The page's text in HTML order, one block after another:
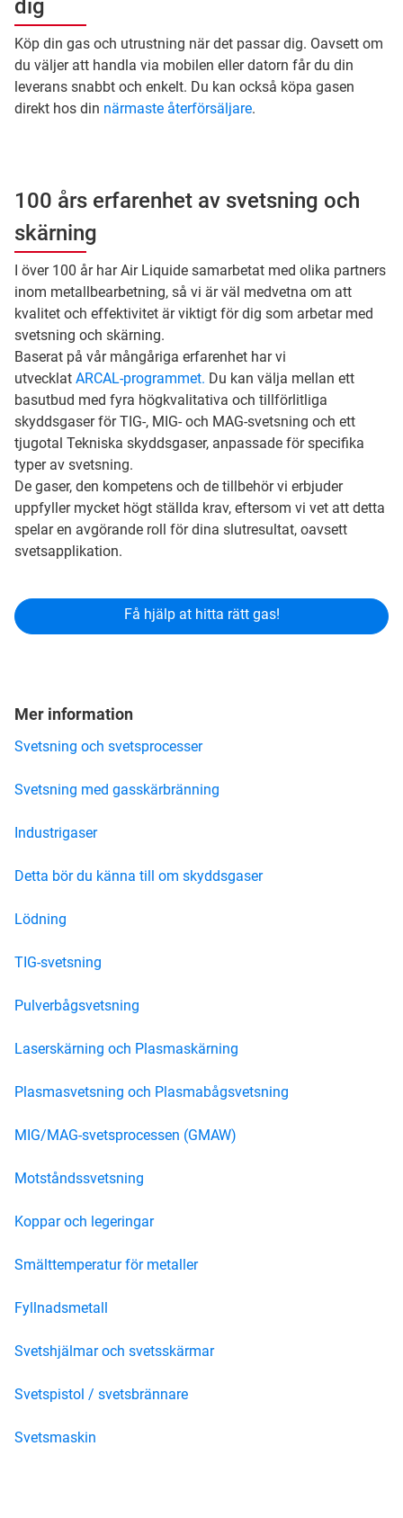
dig
Köp din gas och utrustning när det passar dig. Oavsett om
du väljer att handla via mobilen eller datorn får du din
leverans snabbt och enkelt. Du kan också köpa gasen
direkt hos din närmaste återförsäljare.
100 års erfarenhet av svetsning och
skärning
I över 100 år har Air Liquide samarbetat med olika partners
inom metallbearbetning, så vi är väl medvetna om att
kvalitet och effektivitet är viktigt för dig som arbetar med
svetsning och skärning.
Baserat på vår mångåriga erfarenhet har vi
utvecklat ARCAL-programmet. Du kan välja mellan ett
basutbud med fyra högkvalitativa och tillförlitliga
skyddsgaser för TIG-, MIG- och MAG-svetsning och ett
tjugotal Tekniska skyddsgaser, anpassade för specifika
typer av svetsning.
De gaser, den kompetens och de tillbehör vi erbjuder
uppfyller mycket högt ställda krav, eftersom vi vet att detta
spelar en avgörande roll för dina slutresultat, oavsett
svetsapplikation.
Få hjälp at hitta rätt gas!
Mer information
Svetsning och svetsprocesser
Svetsning med gasskärbränning
Industrigaser
Detta bör du känna till om skyddsgaser
Lödning
TIG-svetsning
Pulverbågsvetsning
Laserskärning och Plasmaskärning
Plasmasvetsning och Plasmabågsvetsning
MIG/MAG-svetsprocessen (GMAW)
Motståndssvetsning
Koppar och legeringar
Smälttemperatur för metaller
Fyllnadsmetall
Svetshjälmar och svetsskärmar
Svetspistol / svetsbrännare
Svetsmaskin